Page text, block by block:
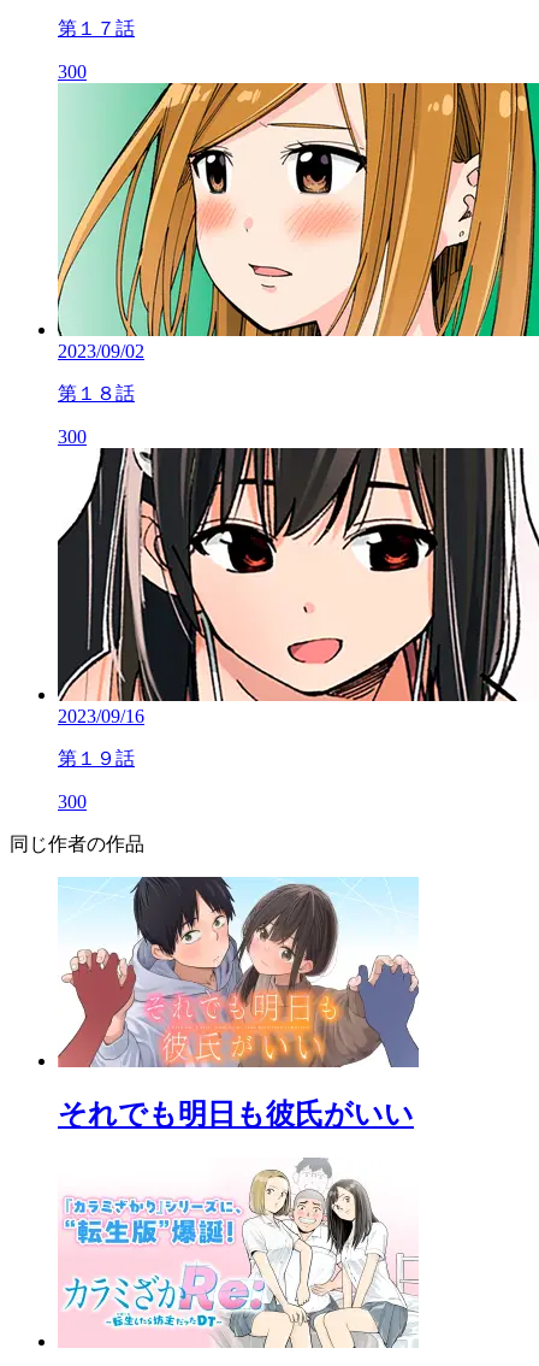
第１７話
300
2023/09/02
第１８話
300
2023/09/16
第１９話
300
同じ作者の作品
それでも明日も彼氏がいい